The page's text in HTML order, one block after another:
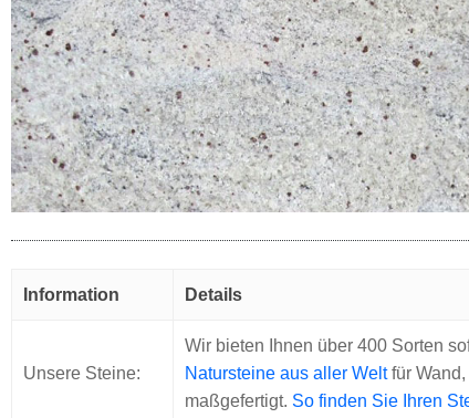
Information Details
Unsere Steine:
Wir bieten Ihnen über 400 Sorten
Natursteine aus aller Weltfür
maßgefertigt. So finden Sie Ihren